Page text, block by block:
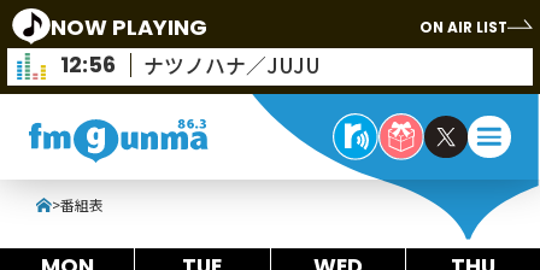
NOW PLAYING ON AIR LIST
12:56 ナツノハナ／JUJU
>番組表